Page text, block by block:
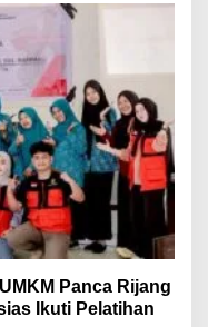
Panca Rijang
Ikuti Pelatihan